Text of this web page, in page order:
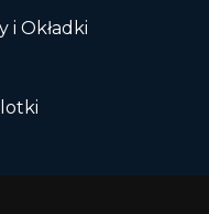
i Okładki